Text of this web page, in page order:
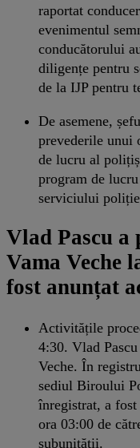
raportat
evenimentul
conducătorului
diligențe pentru
de la IJP pentru
De asemene,
prevederile unui
de lucru al
program de
serviciului
Vlad Pascu a
Vama Veche
fost anunțat
Activitățile
4:30. Vlad
Veche. În
sediul Biroului
înregistrat, a fost
ora 03:00 de
subunității.